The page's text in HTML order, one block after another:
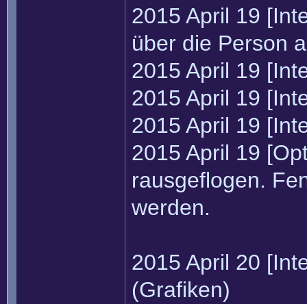
2015 April 19
über die Person
2015 April 19
2015 April 19
2015 April 19
2015 April 19
rausgeflogen.
werden.
2015 April 20
(Grafiken)